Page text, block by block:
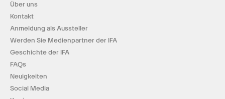
Über uns
Kontakt
Anmeldung als Aussteller
Werden Sie Medienpartner der IFA
Geschichte der IFA
FAQs
Neuigkeiten
Social Media